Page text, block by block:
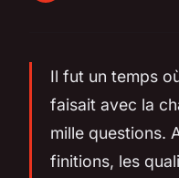
Il fut un temps
faisait avec la
mille questions.
finitions, les